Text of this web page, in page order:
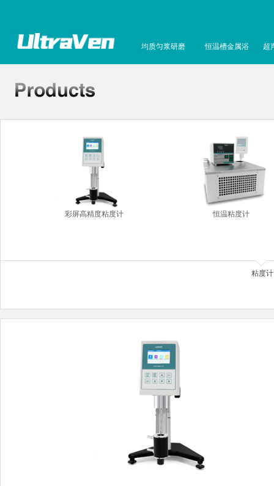
均质匀浆研磨 恒温槽金属浴 超
彩屏高精度粘度计 恒温粘度计
粘度计